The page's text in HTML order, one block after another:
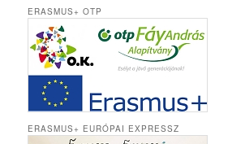
ERASMUS+ OTP
ERASMUS+ EURÓPAI EXPRESSZ